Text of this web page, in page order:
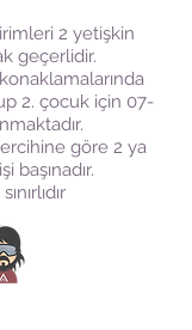
2 yetişkin
geçerlidir.
2. çocuk için 07-
göre 2 ya
başınadır.